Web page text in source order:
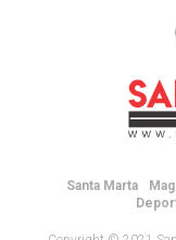
Santa Marta